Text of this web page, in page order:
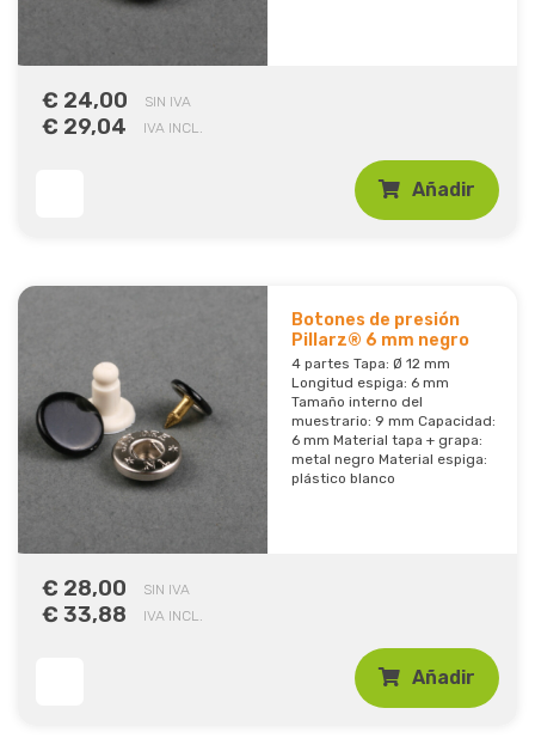
€ 24,00 SIN IVA
€ 29,04 IVA INCL.
Añadir
Botones de presión
Pillarz® 6 mm negro
4 partes Tapa: Ø 12 mm
Longitud espiga: 6 mm
Tamaño interno del
muestrario: 9 mm Capacidad:
6 mm Material tapa + grapa:
metal negro Material espiga:
plástico blanco
€ 28,00 SIN IVA
€ 33,88 IVA INCL.
Añadir